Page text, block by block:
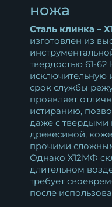
ножа
Сталь клинка –
изготовлен из
твердостью 61-62
исключительную
срок службы
проявляет
истиранию,
даже с твердыми
древесиной,
прочими
Однако Х12МФ
длительном
требует
после